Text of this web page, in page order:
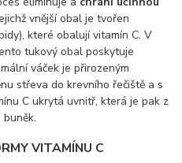
vnější obal je tvořen
které obalují vitamín C. V
tukový obal poskytuje
váček je přirozeným
střeva do krevního řečiště a s
C ukrytá uvnitř, která je pak z
VITAMÍNU C